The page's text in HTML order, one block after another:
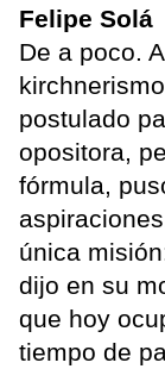
Felipe Solá
De a poco.
postulado
opositora,
fórmula,
única
dijo en su
que hoy
tiempo de